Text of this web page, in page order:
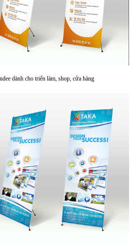
dành cho triển làm, shop, cửa hàng